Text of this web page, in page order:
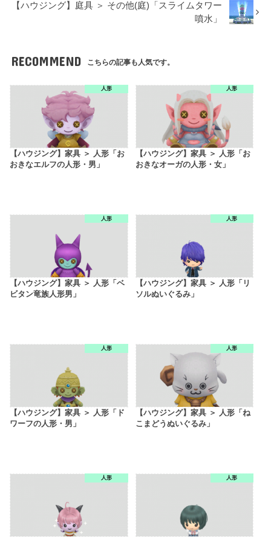
【ハウジング】庭具 ＞ その他(庭)「スライムタワー
噴水」
RECOMMEND こちらの記事も人気です。
人形
【ハウジング】家具 ＞ 人形「お
おきなエルフの人形・男」
人形
【ハウジング】家具 ＞ 人形「お
おきなオーガの人形・女」
人形
【ハウジング】家具 ＞ 人形「ベ
ビタン竜族人形男」
人形
【ハウジング】家具 ＞ 人形「リ
ソルぬいぐるみ」
人形
【ハウジング】家具 ＞ 人形「ド
ワーフの人形・男」
人形
【ハウジング】家具 ＞ 人形「ね
こまどうぬいぐるみ」
人形 人形